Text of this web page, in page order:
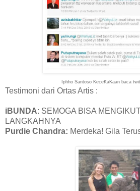
Iphho Santoso KeceKaKaan baca
Testimoni dari Ortas Artis :
iBUNDA: SEMOGA BISA
LANGKAHNYA
Purdie Chandra: Merdeka! Gila